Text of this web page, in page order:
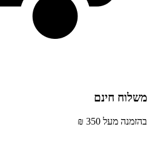
משלוח חינם
בהזמנה מעל 350 ₪